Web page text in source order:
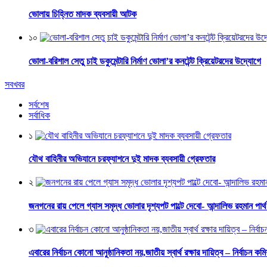
ভোলায় চিহ্নিত মাদক ব্যবসায়ী আটক
১০
ভোলা-বরিশাল সেতু চাই ডকুমেন্টারি নির্মাণ ভোলা’র কনটেন্ট ক্রিয়েটরদের উদ্যোগে
সবখবর
সর্বশেষ
সর্বাধিক
১
যৌথ বাহিনীর অভিযানে চরফ্যাশনে দুই মাদক ব্যবসায়ী গ্রেফতার
২
জনগনের রায় পেলে গ্যাস সমৃদ্ধ ভোলার দৃশ্যপট পাল্টে দেবো- আন্দালিভ রহমান পার্থ
৩
এবারের নির্বাচন কোনো আনুষ্ঠানিকতা নয়,জাতীয় স্বার্থ রক্ষার দায়িত্ব – নির্বাচন